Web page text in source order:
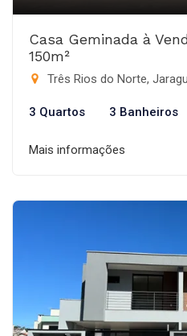
Casa Geminada à
150m²
Três Rios do Norte,
3 Quartos 3 Banheiros
Mais informações